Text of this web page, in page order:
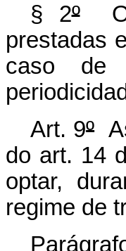
§ 2ºO
prestadas
caso de
Art. 9º
do art. 14
optar,
regime de